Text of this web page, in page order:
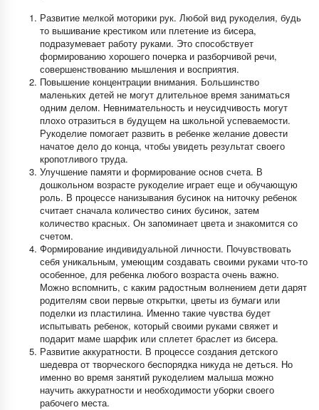
Развитие мелкой моторики рук. Любой вид рукоделия, будь
то вышивание крестиком или плетение из бисера,
подразумевает работу руками. Это способствует
формированию хорошего почерка и разборчивой речи,
совершенствованию мышления и восприятия.
Повышение концентрации внимания. Большинство
маленьких детей не могут длительное время заниматься
одним делом. Невнимательность и неусидчивость могут
плохо отразиться в будущем на школьной успеваемости.
Рукоделие помогает развить в ребенке желание довести
начатое дело до конца, чтобы увидеть результат своего
кропотливого труда.
Улучшение памяти и формирование основ счета. В
дошкольном возрасте рукоделие играет еще и обучающую
роль. В процессе нанизывания бусинок на ниточку ребенок
считает сначала количество синих бусинок, затем
количество красных. Он запоминает цвета и знакомится со
счетом.
Формирование индивидуальной личности. Почувствовать
себя уникальным, умеющим создавать своими руками что-то
особенное, для ребенка любого возраста очень важно.
Можно вспомнить, с каким радостным волнением дети дарят
родителям свои первые открытки, цветы из бумаги или
поделки из пластилина. Именно такие чувства будет
испытывать ребенок, который своими руками свяжет и
подарит маме шарфик или сплетет браслет из бисера.
Развитие аккуратности. В процессе создания детского
шедевра от творческого беспорядка никуда не деться. Но
именно во время занятий рукоделием малыша можно
научить аккуратности и необходимости уборки своего
рабочего места.